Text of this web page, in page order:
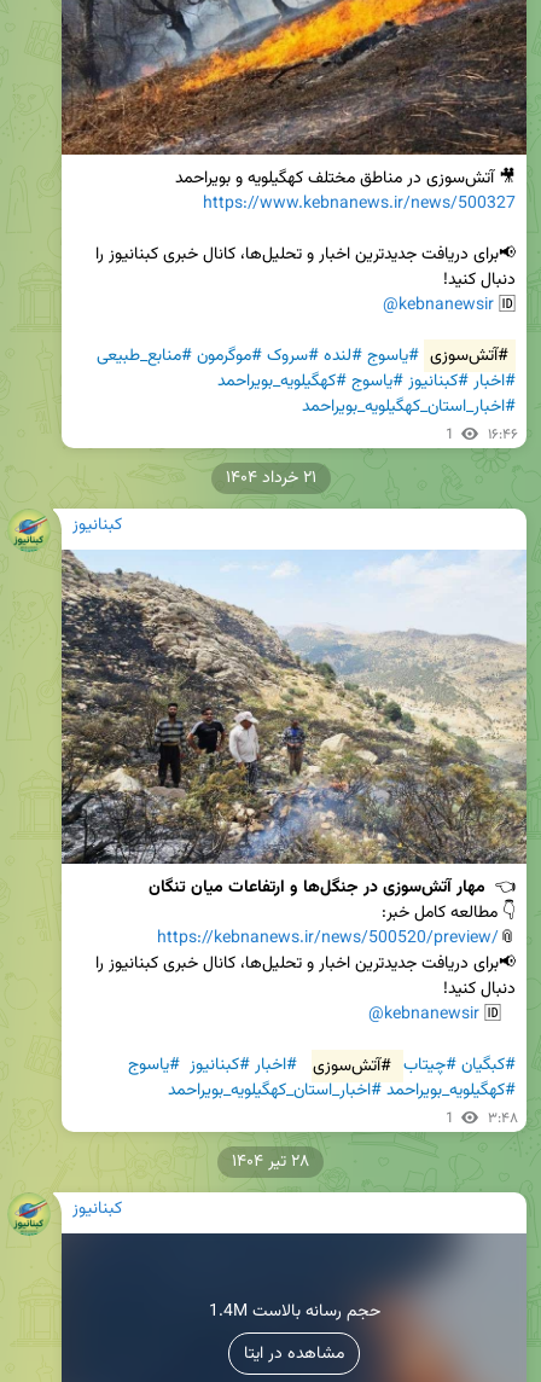
🎥 آتش‌سوزی در مناطق مختلف کهگیلویه و بویراحمد
https://www.kebnanews.ir/news/500327
🆔
@kebnanewsir
#آتش‌سوزی
#یاسوج#لنده#سروک#موگرمون#منابع_طبیعی
#اخبار#کبنانیوز#یاسوج#کهگیلویه_بویراحمد
#اخبار_استان_کهگیلویه_بویراحمد
1 ۱۶:۴۶
کبنانیوز
👈 مهار آتش‌سوزی در جنگل‌ها و ارتفاعات میان تنگان
📎
https://kebnanews.ir/news/500520/preview/
@kebnanewsir
#کبگیان#چیتاب #آتش‌سوزی #اخبار#کبنانیوز #یاسوج
#کهگیلویه_بویراحمد#اخبار_استان_کهگیلویه_بویراحمد
1 ۳:۴۸
۲۱ خرداد ۱۴۰۴
کبنانیوز
1.4M حجم رسانه بالاست
مشاهده در ایتا
۲۸ تیر ۱۴۰۴